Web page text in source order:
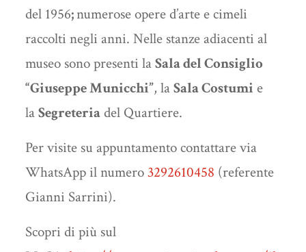
del 1956;numerose opere d’arte e cimeli
raccolti negli anni. Nelle stanze adiacenti al
museo sono presenti laSala del Consiglio
“Giuseppe Municchi”, laSala Costumi e
laSegreteriadel Quartiere.
Per visite su appuntamento contattare via
WhatsApp il numero3292610458 (referente
Gianni Sarrini).
Scopri di più sul